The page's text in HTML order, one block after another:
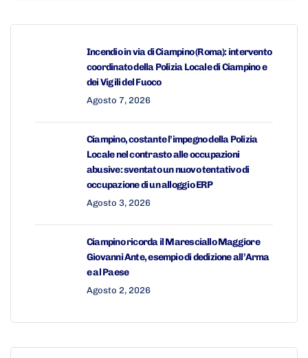
Incendio in via di Ciampino (Roma): intervento
coordinato della Polizia Locale di Ciampino e
dei Vigili del Fuoco
Agosto 7, 2026
Ciampino, costante l’impegno della Polizia
Locale nel contrasto alle occupazioni
abusive: sventato un nuovo tentativo di
occupazione di un alloggio ERP
Agosto 3, 2026
Ciampino ricorda il Maresciallo Maggiore
Giovanni Ante, esempio di dedizione all’Arma
e al Paese
Agosto 2, 2026